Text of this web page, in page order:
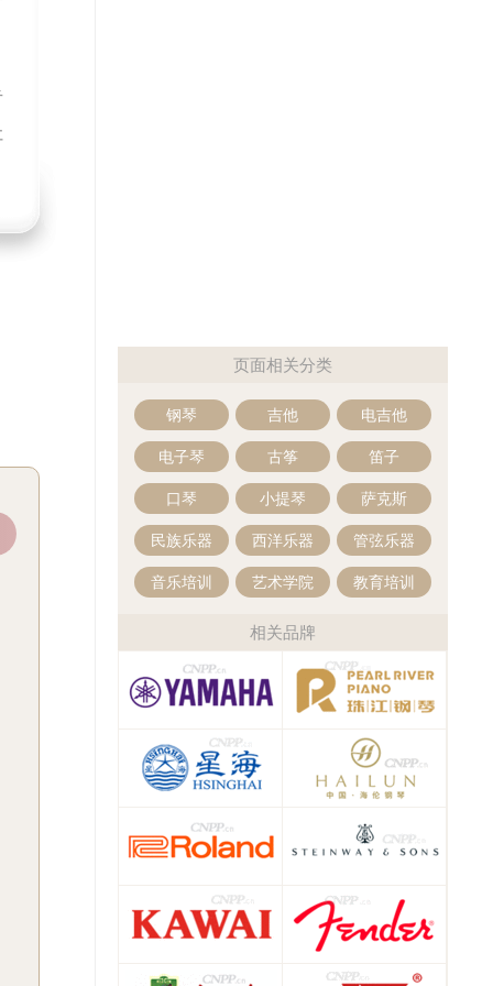
红棉（Kapok）自营旗舰店
凤灵（FineLegend）自营旗舰店
金音自营旗舰店
铃木（SUZUKI）自营旗舰店
珠江钢琴(PEARLRIVER)乐器旗舰店
雅马哈（YAMAHA）自营专卖店
页面相关分类
钢琴 吉他 电吉他
电子琴 古筝 笛子
口琴 小提琴 萨克斯
民族乐器 西洋乐器 管弦乐器
音乐培训 艺术学院 教育培训
相关品牌